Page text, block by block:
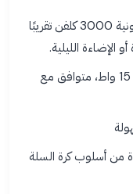
إضاءة LED بيضاء دافئة بدرجة حرارة لونية 3000 كلفن تقريبًا
الإضاءة الليلية.
شحن لاسلكي بتقنية Qi بقدرة تصل إلى 15 واط، متوافق مع
من أسلوب كرة السلة